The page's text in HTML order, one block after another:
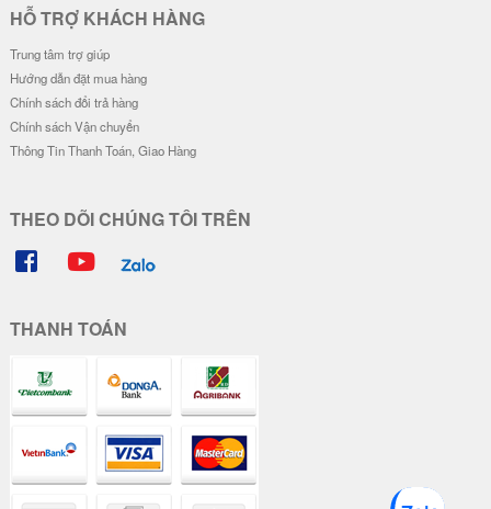
HỖ TRỢ KHÁCH HÀNG
Trung tâm trợ giúp
Hướng dẫn đặt mua hàng
Chính sách đổi trả hàng
Chính sách Vận chuyển
Thông Tin Thanh Toán, Giao Hàng
THEO DÕI CHÚNG TÔI TRÊN
THANH TOÁN